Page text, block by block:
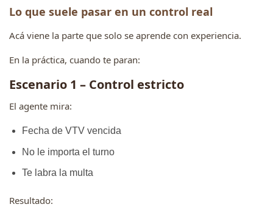
Lo que suele pasar en un control real
Acá viene la parte que solo se aprende con experiencia.
En la práctica, cuando te paran:
Escenario 1 – Control estricto
El agente mira:
Fecha de VTV vencida
No le importa el turno
Te labra la multa
Resultado: